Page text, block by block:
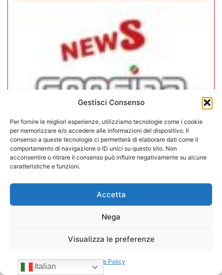
Gestisci Consenso
Per fornire le migliori esperienze, utilizziamo tecnologie come i cookie
per memorizzare e/o accedere alle informazioni del dispositivo. Il
consenso a queste tecnologie ci permetterà di elaborare dati come il
comportamento di navigazione o ID unici su questo sito. Non
acconsentire o ritirare il consenso può influire negativamente su alcune
caratteristiche e funzioni.
Accetta
Nega
Visualizza le preferenze
Cookie Policy
In CONFIDA l’ingresso di 4 nuovi
22/07/2026
Italian